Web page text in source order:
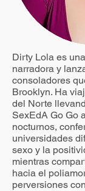
Dirty Lola es
narradora y
consoladores
Brooklyn. Ha
del Norte
SexEdA Go Go
nocturnos,
universidades
sexo y la
mientras
hacia el
perversiones